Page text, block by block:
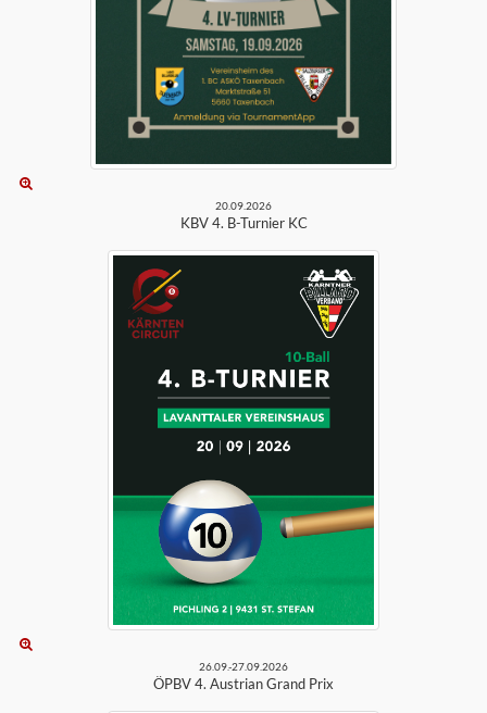
20.09.2026
KBV 4. B-Turnier KC
26.09.-27.09.2026
ÖPBV 4. Austrian Grand Prix